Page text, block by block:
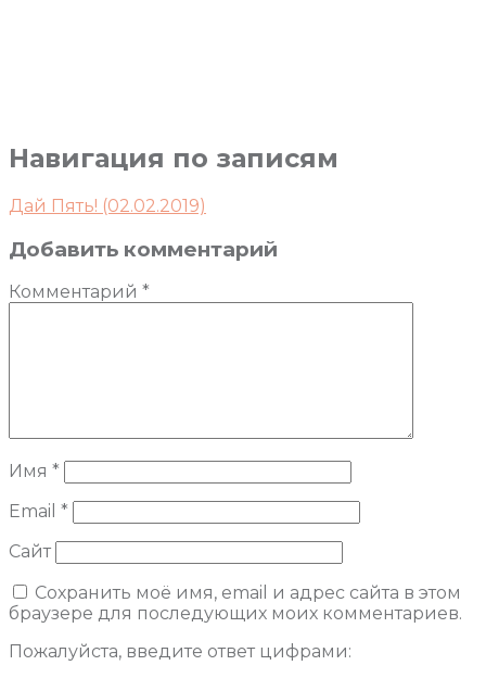
Навигация по записям
Дай Пять! (02.02.2019)
Добавить комментарий
Комментарий *
Имя *
Email *
Сайт
Сохранить моё имя, email и адрес сайта в этом
браузере для последующих моих комментариев.
Пожалуйста, введите ответ цифрами: